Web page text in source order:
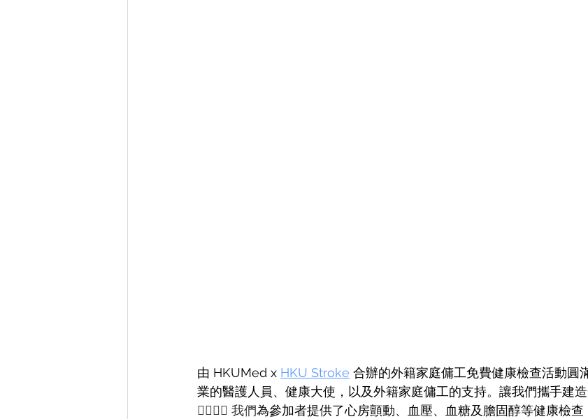
由 HKUMed x HKU Stroke 合辦的外籍家庭傭工免費健康檢查活動圓
業的醫護人員、健康大使，以及外籍家庭傭工的支持。讓我們攜手建
👩‍⚕️👨‍⚕️ 我們為參加者提供了心房顫動、血壓、血糖及膽固醇等健康檢